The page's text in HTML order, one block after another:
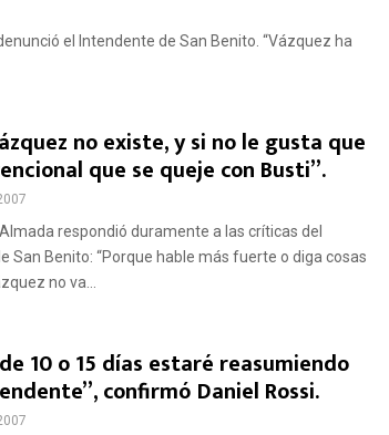
el Intendente de San Benito. “Vázquez ha
no existe, y si no le gusta que
que se queje con Busti”.
respondió duramente a las críticas del
San Benito: “Porque hable más fuerte o diga cosas
no va...
10 o 15 días estaré reasumiendo
confirmó Daniel Rossi.